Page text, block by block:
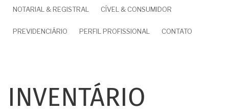
NOTARIAL & REGISTRAL CÍVEL & CONSUMIDOR
PREVIDENCIÁRIO PERFIL PROFISSIONAL CONTATO
INVENTÁRIO